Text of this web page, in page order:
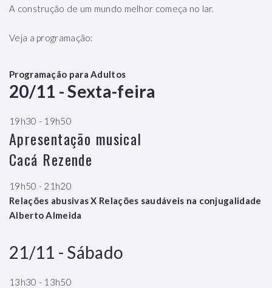
A construção de um mundo melhor começa no lar.
Veja a programação:
Programação para Adultos
20/11 - Sexta-feira
19h30 - 19h50
Apresentação musical
Cacá Rezende
19h50 - 21h20
Relações abusivas X Relações saudáveis na conjugalidade
Alberto Almeida
21/11 - Sábado
13h30 - 13h50